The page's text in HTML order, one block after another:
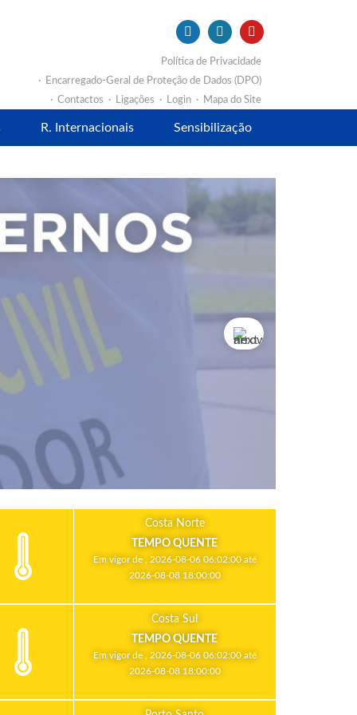
Política de Privacidade
Encarregado-Geral de Proteção de Dados (DPO)
Contactos
Ligações Login Mapa do Site
R. Internacionais Sensibilização
Costa Norte
TEMPO QUENTE
Em vigor de , 2026-08-06 06:02:00 até
2026-08-08 18:00:00
Costa Sul
TEMPO QUENTE
Em vigor de , 2026-08-06 06:02:00 até
2026-08-08 18:00:00